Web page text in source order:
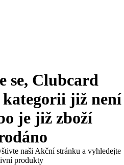
se, Clubcard
již není
je již zboží
naši Akční stránku a vyhledejte
produkty